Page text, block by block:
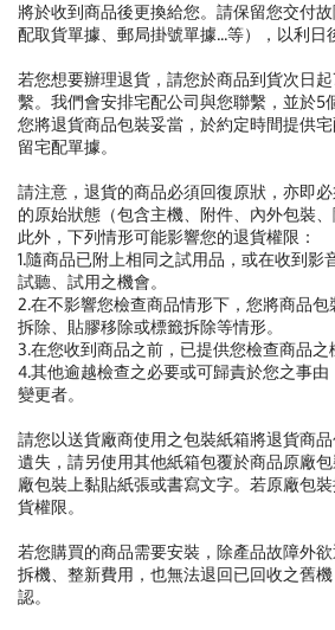
將於收到商品後更換給您。請保留您交付
配取貨單據、郵局掛號單據...等），以利日
若您想要辦理退貨，請您於商品到貨次日
繫。我們會安排宅配公司與您聯繫，並於5
您將退貨商品包裝妥當，於約定時間提供
留宅配單據。
請注意，退貨的商品必須回復原狀，亦即
的原始狀態（包含主機、附件、內外包裝、
此外，下列情形可能影響您的退貨權限：
1.隨商品已附上相同之試用品，或在收到影
試聽、試用之機會。
2.在不影響您檢查商品情形下，您將商品
拆除、貼膠移除或標籤拆除等情形。
3.在您收到商品之前，已提供您檢查商品之
4.其他逾越檢查之必要或可歸責於您之事
變更者。
請您以送貨廠商使用之包裝紙箱將退貨商
遺失，請另使用其他紙箱包覆於商品原廠
廠包裝上黏貼紙張或書寫文字。若原廠包
貨權限。
若您購買的商品需要安裝，除產品故障外
拆機、整新費用，也無法退回已回收之舊
認。